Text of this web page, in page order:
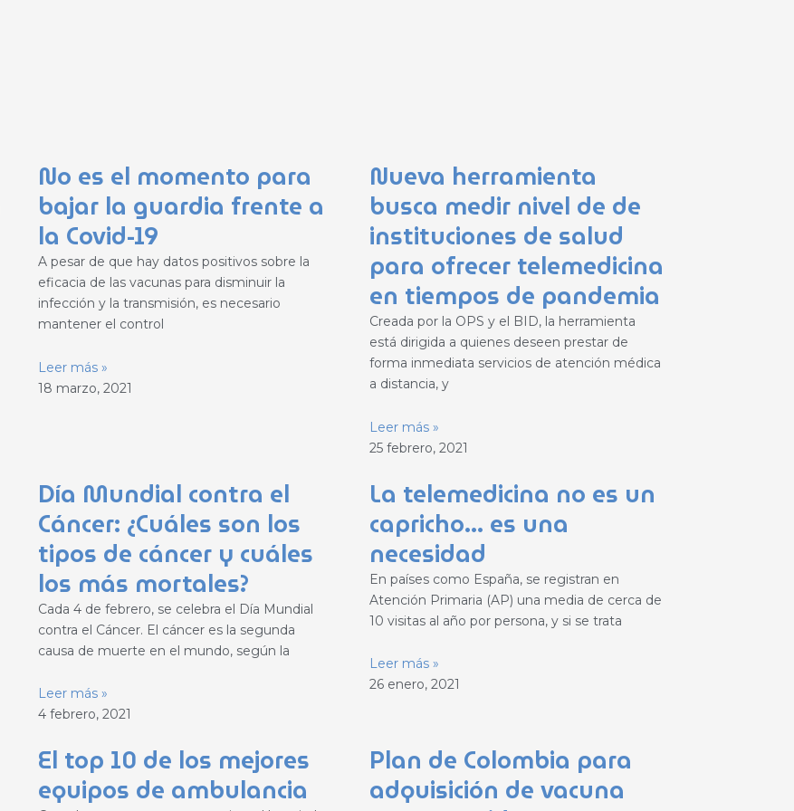
No es el momento para
bajar la guardia frente a
la Covid-19
A pesar de que hay datos positivos sobre la
eficacia de las vacunas para disminuir la
infección y la transmisión, es necesario
mantener el control
Leer más »
18 marzo, 2021
Nueva herramienta
busca medir nivel de de
instituciones de salud
para ofrecer telemedicina
en tiempos de pandemia
Creada por la OPS y el BID, la herramienta
está dirigida a quienes deseen prestar de
forma inmediata servicios de atención médica
a distancia, y
Leer más »
25 febrero, 2021
Día Mundial contra el
Cáncer: ¿Cuáles son los
tipos de cáncer y cuáles
los más mortales?
Cada 4 de febrero, se celebra el Día Mundial
contra el Cáncer. El cáncer es la segunda
causa de muerte en el mundo, según la
Leer más »
4 febrero, 2021
La telemedicina no es un
capricho… es una
necesidad
En países como España, se registran en
Atención Primaria (AP) una media de cerca de
10 visitas al año por persona, y si se trata
Leer más »
26 enero, 2021
El top 10 de los mejores
equipos de ambulancia
Plan de Colombia para
adquisición de vacuna